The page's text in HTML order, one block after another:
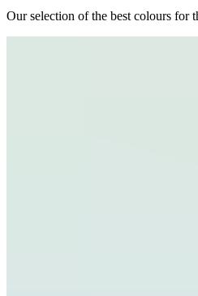
Our selection of the best colours for this love season.​​​​‌